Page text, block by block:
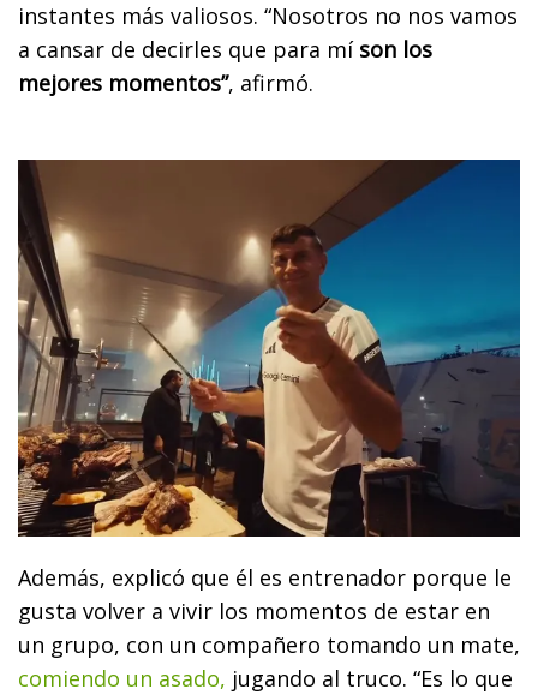
instantes más valiosos. “Nosotros no nos vamos
a cansar de decirles que para míson los
mejores momentos”, afirmó.
Además, explicó que él es entrenador porque le
gusta volver a vivir los momentos de estar en
un grupo, con un compañero tomando un mate,
comiendo un asado, jugando al truco. “Es lo que